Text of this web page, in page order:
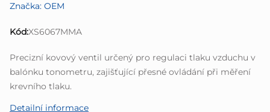
produktu
0,0
Značka: OEM
Kód:XS6067MMA
Precizní kovový ventil určený pro regulaci tlaku vzduchu v
balónku tonometru, zajišťující přesné ovládání při měření
krevního tlaku.
Detailní informace